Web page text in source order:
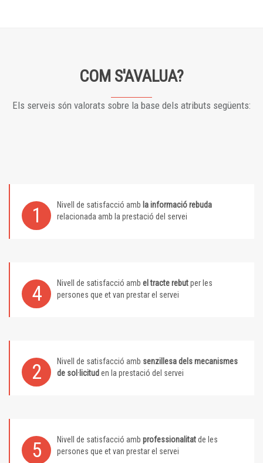
COM S'AVALUA?
Els serveis són valorats sobre la base dels atributs següents:
1 Nivell de satisfacció amb la informació rebuda
relacionada amb la prestació del servei
4 Nivell de satisfacció amb el tracte rebutper les
persones que et van prestar el servei
2 Nivell de satisfacció amb senzillesa dels mecanismes
de sol·licitud en la prestació del servei
5 Nivell de satisfacció amb professionalitatde les
persones que et van prestar el servei